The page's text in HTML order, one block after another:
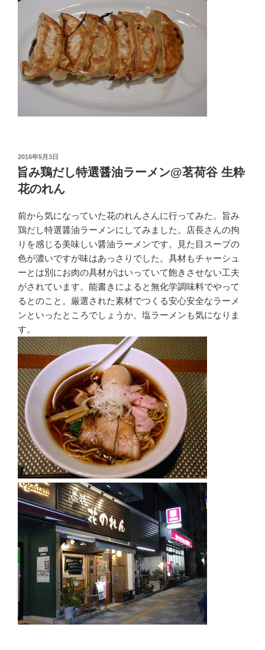
投
稿
日:
2016年5月3日
旨み鶏だし特選醤油ラーメン@茗荷谷 生粋
花のれん
前から気になっていた花のれんさんに行ってみた。旨み
鶏だし特選醤油ラーメンにしてみました。店長さんの拘
りを感じる美味しい醤油ラーメンです。見た目スープの
色が濃いですが味はあっさりでした。具材もチャーシュ
ーとは別にお肉の具材がはいっていて飽きさせない工夫
がされています。能書きによると無化学調味料でやって
るとのこと。厳選された素材でつくる安心安全なラーメ
ンといったところでしょうか。塩ラーメンも気になりま
す。